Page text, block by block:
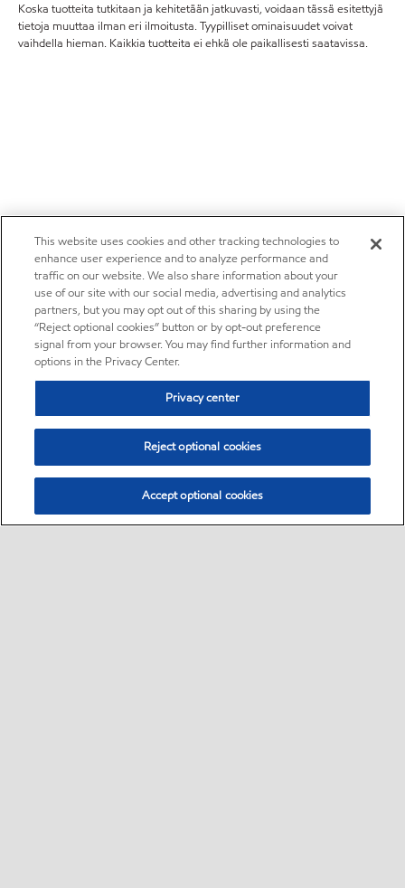
Koska tuotteita tutkitaan ja kehitetään jatkuvasti, voidaan tässä esitettyjä
tietoja muuttaa ilman eri ilmoitusta. Tyypilliset ominaisuudet voivat
vaihdella hieman. Kaikkia tuotteita ei ehkä ole paikallisesti saatavissa.
This website uses cookies and other tracking technologies to
enhance user experience and to analyze performance and
traffic on our website. We also share information about your
use of our site with our social media, advertising and analytics
partners, but you may opt out of this sharing by using the
“Reject optional cookies” button or by opt-out preference
signal from your browser. You may find further information and
options in the Privacy Center.
Privacy center
Reject optional cookies
Accept optional cookies